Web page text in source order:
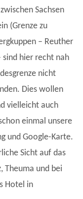
Sachsen
(Grenze zu
– Reuther
sind hier recht nah
nicht
Dies wollen
vielleicht auch
einmal unsere
und Google-Karte.
Sicht auf das
Theuma und bei
Hotel in